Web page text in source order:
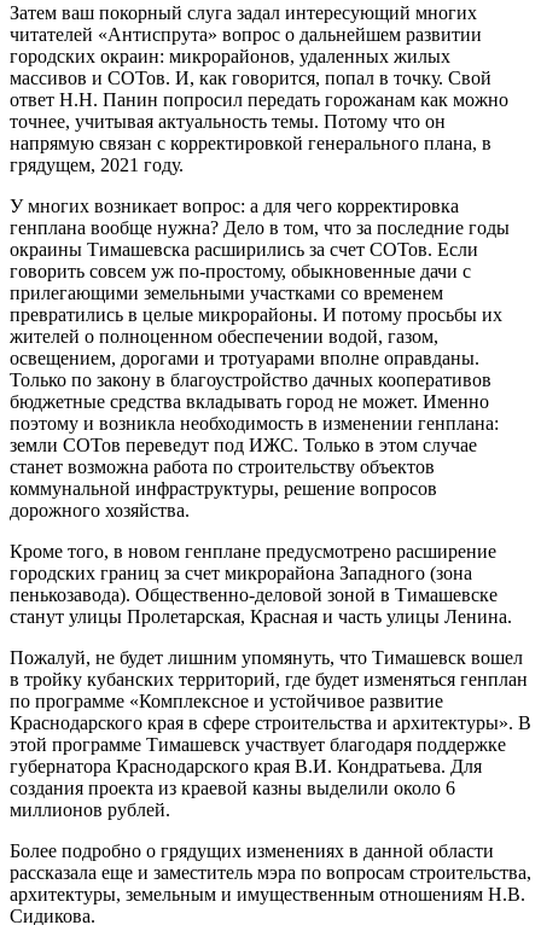
Затем ваш покорный слуга задал интересующий многих
читателей «Антиспрута» вопрос о дальнейшем развитии
городских окраин: микрорайонов, удаленных жилых
массивов и СОТов. И, как говорится, попал в точку. Свой
ответ Н.Н. Панин попросил передать горожанам как можно
точнее, учитывая актуальность темы. Потому что он
напрямую связан с корректировкой генерального плана, в
грядущем, 2021 году.
У многих возникает вопрос: а для чего корректировка
генплана вообще нужна? Дело в том, что за последние годы
окраины Тимашевска расширились за счет СОТов. Если
говорить совсем уж по-простому, обыкновенные дачи с
прилегающими земельными участками со временем
превратились в целые микрорайоны. И потому просьбы их
жителей о полноценном обеспечении водой, газом,
освещением, дорогами и тротуарами вполне оправданы.
Только по закону в благоустройство дачных кооперативов
бюджетные средства вкладывать город не может. Именно
поэтому и возникла необходимость в изменении генплана:
земли СОТов переведут под ИЖС. Только в этом случае
станет возможна работа по строительству объектов
коммунальной инфраструктуры, решение вопросов
дорожного хозяйства.
Кроме того, в новом генплане предусмотрено расширение
городских границ за счет микрорайона Западного (зона
пенькозавода). Общественно-деловой зоной в Тимашевске
станут улицы Пролетарская, Красная и часть улицы Ленина.
Пожалуй, не будет лишним упомянуть, что Тимашевск вошел
в тройку кубанских территорий, где будет изменяться генплан
по программе «Комплексное и устойчивое развитие
Краснодарского края в сфере строительства и архитектуры». В
этой программе Тимашевск участвует благодаря поддержке
губернатора Краснодарского края В.И. Кондратьева. Для
создания проекта из краевой казны выделили около 6
миллионов рублей.
Более подробно о грядущих изменениях в данной области
рассказала еще и заместитель мэра по вопросам строительства,
архитектуры, земельным и имущественным отношениям Н.В.
Сидикова.